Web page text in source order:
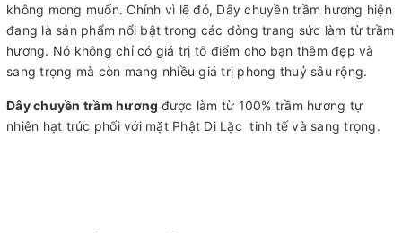
không mong muốn. Chính vì lẽ đó, Dây chuyền trầm hương hiện
đang là sản phẩm nổi bật trong các dòng trang sức làm từ trầm
hương. Nó không chỉ có giá trị tô điểm cho bạn thêm đẹp và
sang trọng mà còn mang nhiều giá trị phong thuỷ sâu rộng.
Dây chuyền trầm hương được làm từ 100% trầm hương tự
nhiên hạt trúc phối với mặt Phật Di Lặc tinh tế và sang trọng.